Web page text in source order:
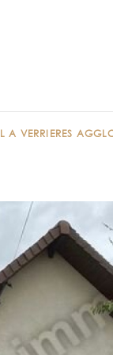
VERRIERES